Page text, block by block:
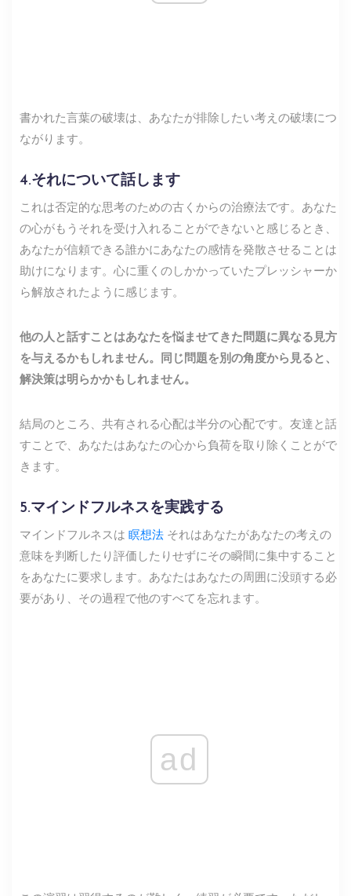
書かれた言葉の破壊は、あなたが排除したい考えの破壊につ
ながります。
4.それについて話します
これは否定的な思考のための古くからの治療法です。あなた
の心がもうそれを受け入れることができないと感じるとき、
あなたが信頼できる誰かにあなたの感情を発散させることは
助けになります。心に重くのしかかっていたプレッシャーか
ら解放されたように感じます。
他の人と話すことはあなたを悩ませてきた問題に異なる見方
を与えるかもしれません。同じ問題を別の角度から見ると、
解決策は明らかかもしれません。
結局のところ、共有される心配は半分の心配です。友達と話
すことで、あなたはあなたの心から負荷を取り除くことがで
きます。
5.マインドフルネスを実践する
マインドフルネスは 瞑想法 それはあなたがあなたの考えの
意味を判断したり評価したりせずにその瞬間に集中すること
をあなたに要求します。あなたはあなたの周囲に没頭する必
要があり、その過程で他のすべてを忘れます。
ad